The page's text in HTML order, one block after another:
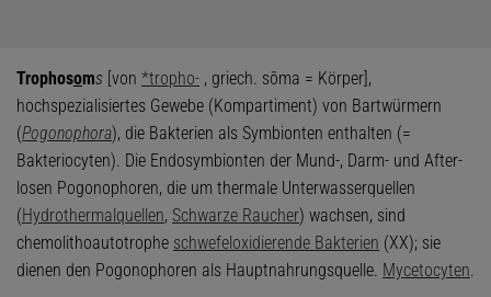
Trophosoms [von *tropho- , griech. sōma = Körper],
hochspezialisiertes Gewebe (Kompartiment) von Bartwürmern
(Pogonophora), die Bakterien als Symbionten enthalten (=
Bakteriocyten). Die Endosymbionten der Mund-, Darm- und After-
losen Pogonophoren, die um thermale Unterwasserquellen
(Hydrothermalquellen, Schwarze Raucher) wachsen, sind
chemolithoautotrophe schwefeloxidierende Bakterien (XX); sie
dienen den Pogonophoren als Hauptnahrungsquelle. Mycetocyten.